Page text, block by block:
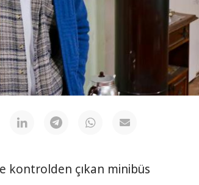
kontrolden çıkan minibüs